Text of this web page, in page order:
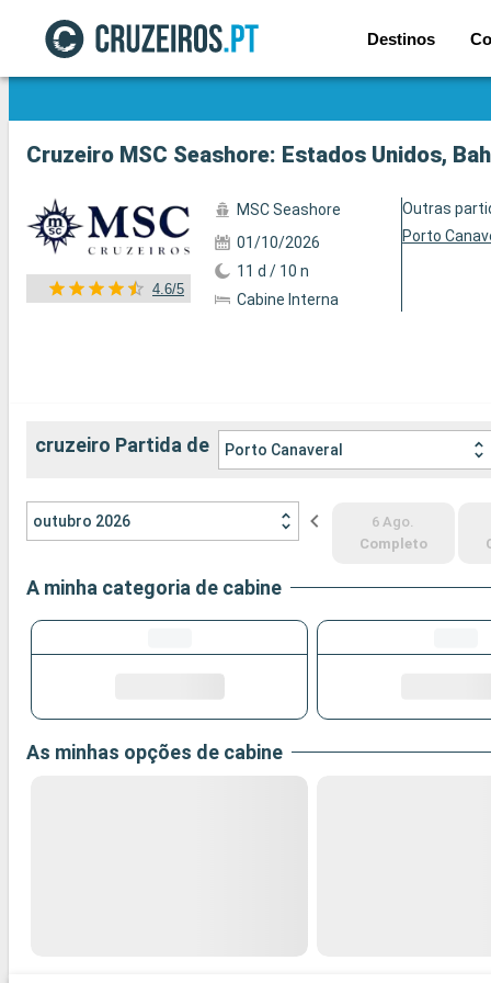
Destinos
Ver a 89 fotos
Cruzeiro MSC Seashore: Estados Unidos,
4.6/5
MSC Seashore
01/10/2026
11 d / 10 n
Cabine Interna
Outras
Porto
cruzeiro Partida de Porto Canaveral
outubro 2026
6 Ago.
Completo
A minha categoria de cabine
As minhas opções de cabine